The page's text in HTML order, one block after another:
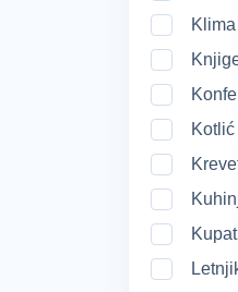
Klima
Kotlić